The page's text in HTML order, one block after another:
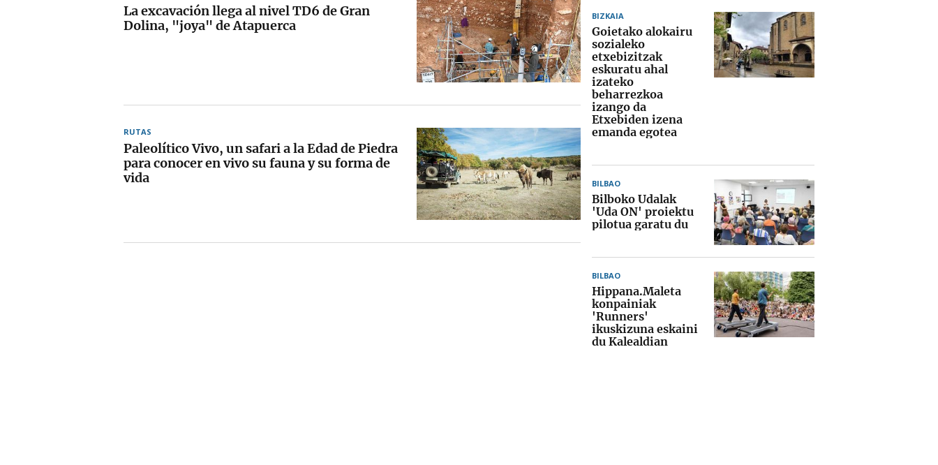
La excavación llega al nivel TD6 de Gran
Dolina, "joya" de Atapuerca
RUTAS
Paleolítico Vivo, un safari a la Edad de Piedra
para conocer en vivo su fauna y su forma de
vida
BIZKAIA
Goietako alokairu
sozialeko
etxebizitzak
eskuratu ahal
izateko
beharrezkoa
izango da
Etxebiden izena
emanda egotea
BILBAO
Bilboko Udalak
'Uda ON' proiektu
pilotua garatu du
BILBAO
Hippana.Maleta
konpainiak
'Runners'
ikuskizuna eskaini
du Kalealdian